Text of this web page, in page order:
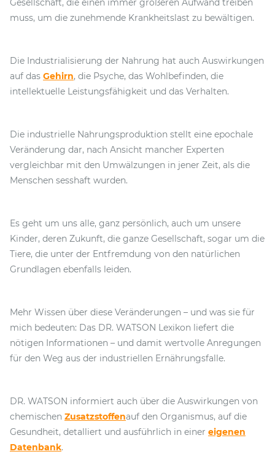
Gesellschaft, die einen immer größeren Aufwand treiben
muss, um die zunehmende Krankheitslast zu bewältigen.
Die Industrialisierung der Nahrung hat auch Auswirkungen
auf das Gehirn, die Psyche, das Wohlbefinden, die
intellektuelle Leistungsfähigkeit und das Verhalten.
Die industrielle Nahrungsproduktion stellt eine epochale
Veränderung dar, nach Ansicht mancher Experten
vergleichbar mit den Umwälzungen in jener Zeit, als die
Menschen sesshaft wurden.
Es geht um uns alle, ganz persönlich, auch um unsere
Kinder, deren Zukunft, die ganze Gesellschaft, sogar um die
Tiere, die unter der Entfremdung von den natürlichen
Grundlagen ebenfalls leiden.
Mehr Wissen über diese Veränderungen – und was sie für
mich bedeuten: Das DR. WATSON Lexikon liefert die
nötigen Informationen – und damit wertvolle Anregungen
für den Weg aus der industriellen Ernährungsfalle.
DR. WATSON informiert auch über die Auswirkungen von
chemischen Zusatzstoffenauf den Organismus, auf die
Gesundheit, detalliert und ausführlich in einer eigenen
Datenbank.